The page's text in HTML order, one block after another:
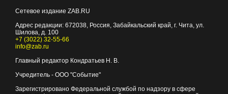
Сетевое издание ZAB.RU
Адрес редакции: 672038, Россия, Забайкальский край, г. Чита, ул.
Шилова, д. 100
+7 (3022) 32-55-66
info@zab.ru
Главный редактор Кондратьев Н. В.
Учредитель - ООО "Событие"
Зарегистрировано Федеральной службой по надзору в сфере